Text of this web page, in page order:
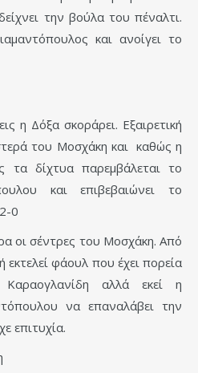
την βούλα του πέναλτι.
και ανοίγει το
η Δόξα σκοράρει. Εξαιρετική
του Μοσχάκη και καθώς η
τα δίχτυα παρεμβάλεται το
και επιβεβαιώνει το
0
οι σέντρες του Μοσχάκη. Από
εκτελεί φάουλ που έχει πορεία
αλλά εκεί η
να επαναλάβει την
επιτυχία.